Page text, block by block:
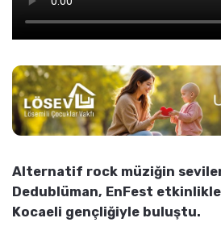
Alternatif rock müziğin
Dedublüman, EnFest
Kocaeli gençliğiyle buluştu.